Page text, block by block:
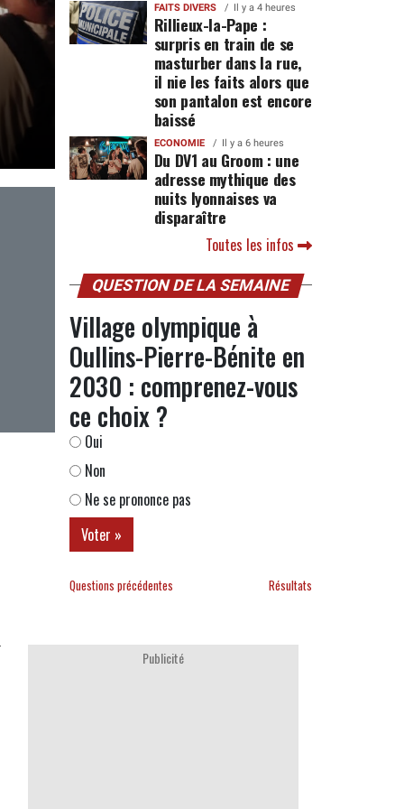
FAITS DIVERS Il y a 4 heures
Rillieux-la-Pape :
surpris en train de se
masturber dans la rue,
il nie les faits alors que
son pantalon est encore
baissé
ECONOMIE Il y a 6 heures
Du DV1 au Groom : une
adresse mythique des
nuits lyonnaises va
disparaître
Toutes les infos
QUESTION DE LA SEMAINE
Village olympique à
Oullins-Pierre-Bénite en
2030 : comprenez-vous
ce choix ?
Oui
Non
Ne se prononce pas
Questions précédentes Résultats
Publicité